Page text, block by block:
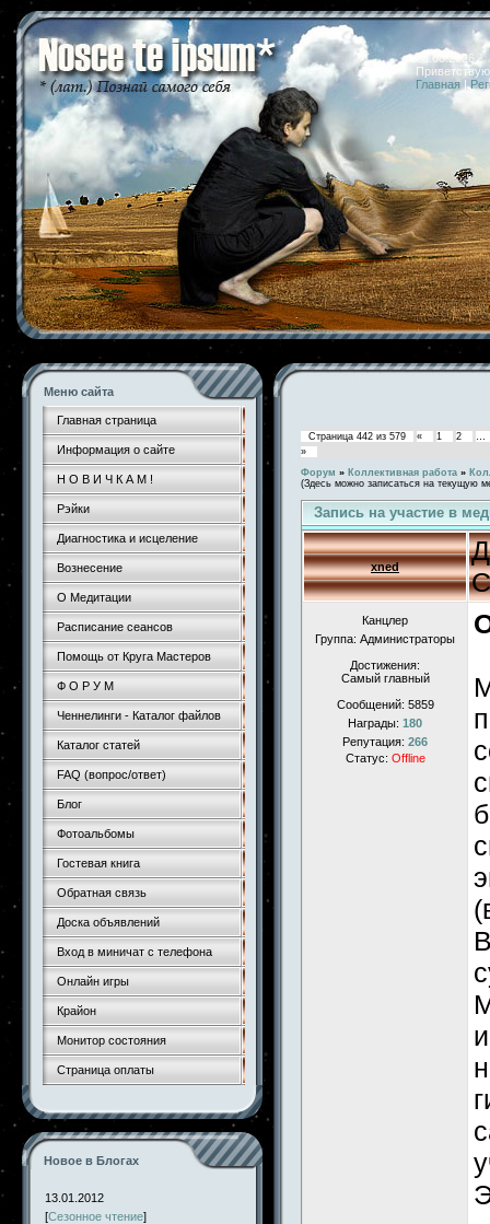
08.08.2026
Главная |
Меню сайта
Главная страница
Информация о сайте
Н О В И Ч К А М !
Рэйки
Диагностика и исцеление
Вознесение
О Медитации
Расписание сеансов
Помощь от Круга Мастеров
Ф О Р У М
Ченнелинги - Каталог файлов
Каталог статей
FAQ (вопрос/ответ)
Блог
Фотоальбомы
Гостевая книга
Обратная связь
Доска объявлений
Вход в миничат с телефона
Онлайн игры
Крайон
Монитор состояния
Страница оплаты
Новое в Блогах
13.01.2012
[Сезонное чтение]
Страница 442 из 579 « 1 2
…
»
Форум » Коллективная работа »
(Здесь можно записаться на текущую
Запись на участие в
xned
Канцлер
Группа: Администраторы
Достижения:
Самый главный
Сообщений: 5859
Награды: 180
Репутация: 266
Статус: Offline